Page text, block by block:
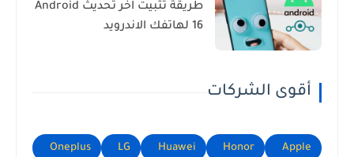
طريقة تثبيت اَخر تحديث Android
16 لهاتفك الاندرويد
أقوى الشركات
Apple
Honor
Huawei
LG
Oneplus